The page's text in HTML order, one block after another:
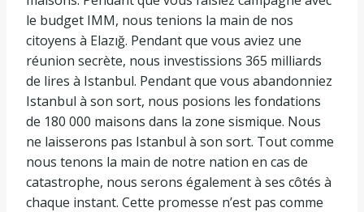
le budget IMM, nous tenions la main de nos
citoyens à Elazığ. Pendant que vous aviez une
réunion secrète, nous investissions 365 milliards
de lires à Istanbul. Pendant que vous abandonniez
Istanbul à son sort, nous posions les fondations
de 180 000 maisons dans la zone sismique. Nous
ne laisserons pas Istanbul à son sort. Tout comme
nous tenons la main de notre nation en cas de
catastrophe, nous serons également à ses côtés à
chaque instant. Cette promesse n’est pas comme